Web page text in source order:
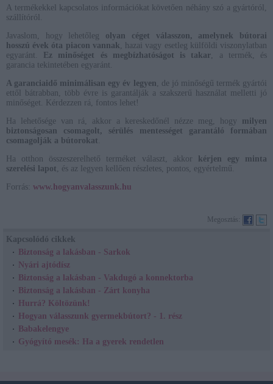
A termékekkel kapcsolatos információkat követően néhány szó a gyártóról,
szállítóról.
Javaslom, hogy lehetőleg olyan céget válasszon, amelynek bútorai
hosszú évek óta piacon vannak, hazai vagy esetleg külföldi viszonylatban
egyaránt.
Ez minőséget és megbízhatóságot is takar, a termék, és
garancia tekintetében egyaránt.
A garanciaidő minimálisan egy év legyen, de jó minőségű termék gyártói
ettől bátrabban, több évre is garantálják a szakszerű használat melletti jó
minőséget. Kérdezzen rá, fontos lehet!
Ha lehetősége van rá, akkor a kereskedőnél nézze meg, hogy milyen
biztonságosan csomagolt, sérülés mentességet garantáló formában
csomagolják a bútorokat.
Ha otthon összeszerelhető terméket választ, akkor
kérjen egy minta
szerelési lapot, és az legyen kellően részletes, pontos, egyértelmű.
Forrás: www.hogyanvalasszunk.hu
Megosztás:
Kapcsolódó cikkek
Biztonság a lakásban - Sarkok
Nyári ajtódísz
Biztonság a lakásban - Vakdugó a konnektorba
Biztonság a lakásban - Zárt konyha
Hurrá? Költözünk!
Hogyan válasszunk gyermekbútort? - 1. rész
Babakelengye
Gyógyító mesék: Ha a gyerek rendetlen